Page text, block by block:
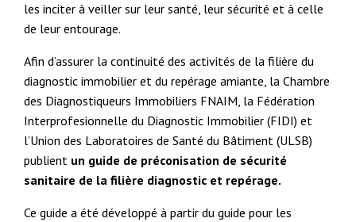
les inciter à veiller sur leur santé, leur sécurité et à celle
de leur entourage.
Afin d’assurer la continuité des activités de la filière du
diagnostic immobilier et du repérage amiante, la Chambre
des Diagnostiqueurs Immobiliers FNAIM, la Fédération
Interprofesionnelle du Diagnostic Immobilier (FIDI) et
l’Union des Laboratoires de Santé du Bâtiment (ULSB)
publient un guide de préconisation de sécurité
sanitaire de la filière diagnostic et repérage.
Ce guide a été développé à partir du guide pour les